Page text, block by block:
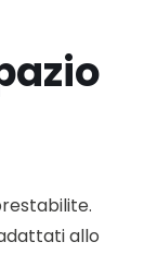
allo